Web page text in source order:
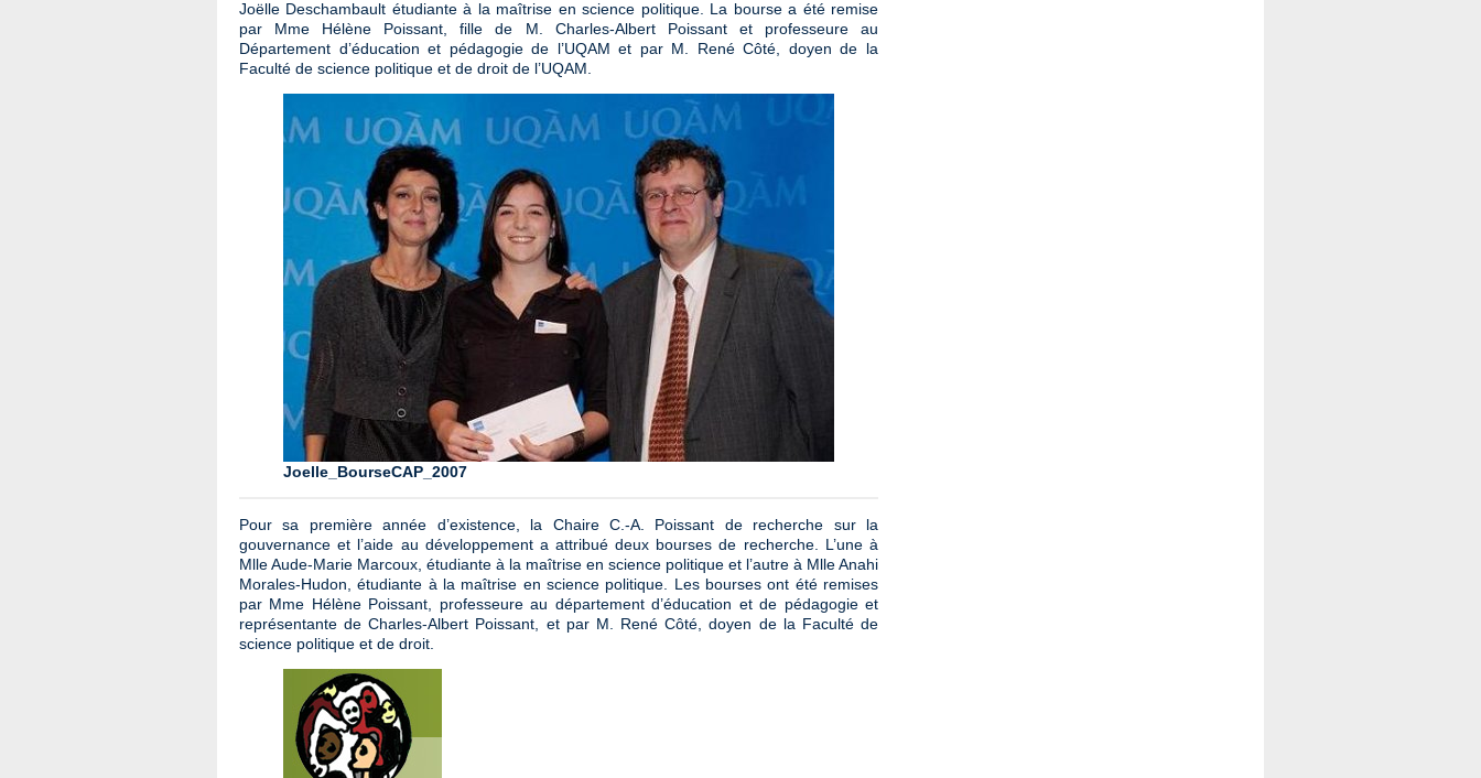
Joëlle Deschambault étudiante à la maîtrise en science politique. La bourse a été remise
par Mme Hélène Poissant, fille de M. Charles-Albert Poissant et professeure au
Département d’éducation et pédagogie de l’UQAM et par M. René Côté, doyen de la
Faculté de science politique et de droit de l’UQAM.
Joelle_BourseCAP_2007
Pour sa première année d’existence, la Chaire C.-A. Poissant de recherche sur la
gouvernance et l’aide au développement a attribué deux bourses de recherche. L’une à
Mlle Aude-Marie Marcoux, étudiante à la maîtrise en science politique et l’autre à Mlle Anahi
Morales-Hudon, étudiante à la maîtrise en science politique. Les bourses ont été remises
par Mme Hélène Poissant, professeure au département d’éducation et de pédagogie et
représentante de Charles-Albert Poissant, et par M. René Côté, doyen de la Faculté de
science politique et de droit.